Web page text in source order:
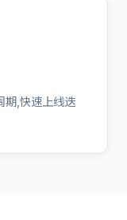
期,快速上线迭